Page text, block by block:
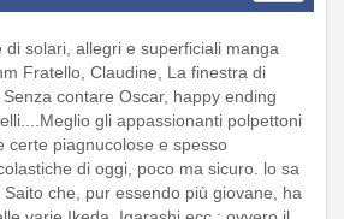
di solari, allegri e superficiali manga
Fratello, Claudine, La finestra di
contare Oscar, happy ending
gli appassionanti polpettoni
certe piagnucolose e spesso
di oggi, poco ma sicuro. lo sa
che, pur essendo più giovane, ha